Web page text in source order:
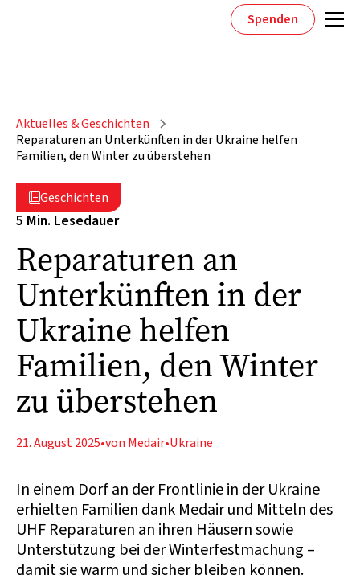
Spenden
Aktuelles & Geschichten
Reparaturen an Unterkünften in der Ukraine helfen
Familien, den Winter zu überstehen
Geschichten
5 Min. Lesedauer
Reparaturen an
Unterkünften in der
Ukraine helfen
Familien, den Winter
zu überstehen
21. August 2025•von Medair•Ukraine
In einem Dorf an der Frontlinie in der Ukraine
erhielten Familien dank Medair und Mitteln des
UHF Reparaturen an ihren Häusern sowie
Unterstützung bei der Winterfestmachung –
damit sie warm und sicher bleiben können.